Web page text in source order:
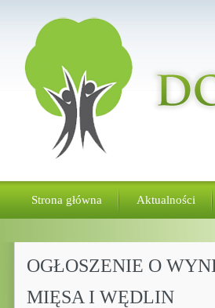
Strona główna Aktualności
OGŁOSZENIE O
MIĘSA I WĘDLIN